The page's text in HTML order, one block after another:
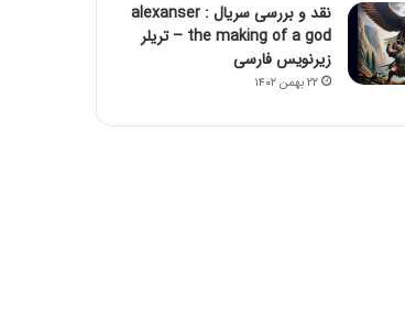
نقد و بررسی سریال alexanser :
the making of a god – تریلر
زیرنویس فارسی
۲۲ بهمن ۱۴۰۲